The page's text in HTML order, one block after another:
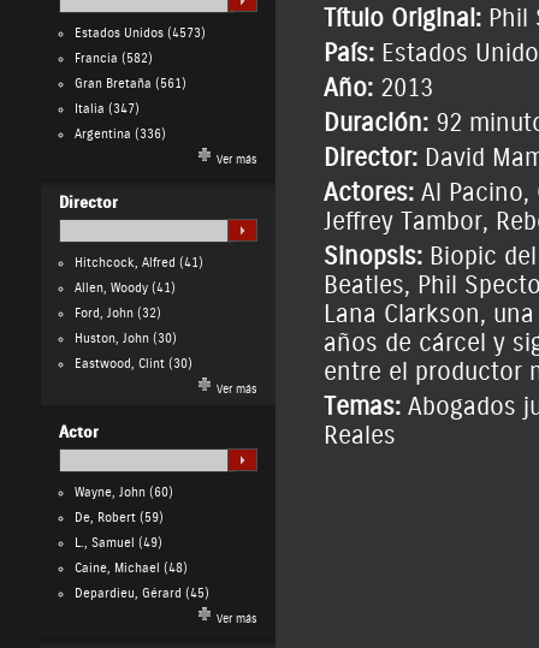
Estados Unidos(4573)
Francia (582)
Gran Bretaña (561)
Italia (347)
Argentina (336)
Ver más
Director
Hitchcock, Alfred (41)
Allen, Woody(41)
Ford, John(32)
Huston, John(30)
Eastwood, Clint(30)
Ver más
Actor
Wayne, John(60)
De, Robert(59)
L., Samuel (49)
Caine, Michael (48)
Depardieu, Gérard (45)
Ver más
Título Original: Phil
País: Estados
Año: 2013
Duración: 92
Director: David
Actores: Al Pacino,
Jeffrey Tambor,
Sinopsis:Biopic
Beatles, Phil
Lana Clarkson,
años de cárcel y
entre el productor
Temas: Abogados
Reales